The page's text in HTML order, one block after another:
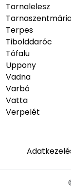
Tarnalelesz
Terpes
Tibolddaróc
Tófalu
Uppony
Vadna
Varbó
Vatta
Verpelét